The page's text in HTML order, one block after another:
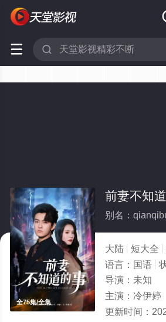
 
全75集/全集
前妻不知
别名：
大陆 短大全
语言： 国语
导演： 未知
主演： 冷伊婷
更新时间：